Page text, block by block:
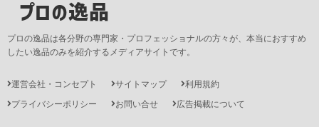
プロの逸品
プロの逸品は各分野の専門家・プロフェッショナルの方々が、本当におすすめ
したい逸品のみを紹介するメディアサイトです。
運営会社・コンセプト サイトマップ
利用規約
プライバシーポリシー
お問い合せ 広告掲載について